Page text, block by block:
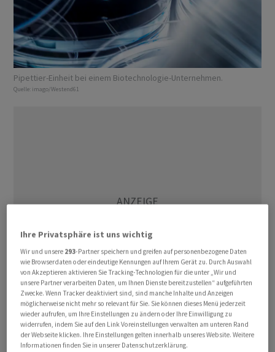
Pipettier-Einheit bei einem Biotechnologie-Unternehmen.
Quelle: imago/Westend61
Die Projektgesellschaft X-Nuclear Diagnostics von Xlife
Sciences hat mit ihrer Anwendung in der
Leberdiagnostik die Marktreife erreicht. Der neue PET-
Ihre Privatsphäre ist uns wichtig
Wir und unsere 293-Partner speichern und greifen auf personenbezogene Daten
wie Browserdaten oder eindeutige Kennungen auf Ihrem Gerät zu. Durch Auswahl
von Akzeptieren aktivieren Sie Tracking-Technologien für die unter „Wir und
unsere Partner verarbeiten Daten, um Ihnen Dienste bereitzustellen“ aufgeführten
Zwecke. Wenn Tracker deaktiviert sind, sind manche Inhalte und Anzeigen
möglicherweise nicht mehr so relevant für Sie. Sie können dieses Menü jederzeit
wieder aufrufen, um Ihre Einstellungen zu ändern oder Ihre Einwilligung zu
widerrufen, indem Sie auf den Link Voreinstellungen verwalten am unteren Rand
der Webseite klicken. Ihre Einstellungen gelten innerhalb unseres Website. Weitere
Informationen finden Sie in unserer Datenschutzerklärung.